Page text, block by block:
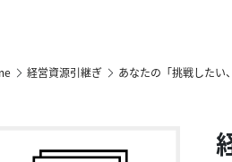
経営資源引継ぎ あなたの「挑戦したい